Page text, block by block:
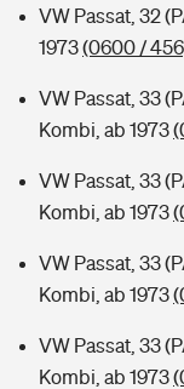
VW Passat, 32
1973(0600 /
VW Passat, 33
Kombi, ab 1973
VW Passat, 33
Kombi, ab 1973
VW Passat, 33
Kombi, ab 1973
VW Passat, 33
Kombi, ab 1973